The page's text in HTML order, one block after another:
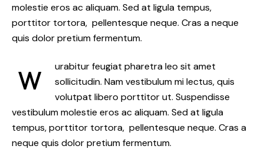
molestie eros ac aliquam. Sed at ligula tempus,
porttitor tortora, pellentesque neque. Cras a neque
quis dolor pretium fermentum.
W
urabitur feugiat pharetra leo sit amet
sollicitudin. Nam vestibulum mi lectus, quis
volutpat libero porttitor ut. Suspendisse
vestibulum molestie eros ac aliquam. Sed at ligula
tempus, porttitor tortora, pellentesque neque. Cras a
neque quis dolor pretium fermentum.